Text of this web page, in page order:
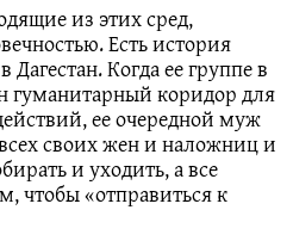
из этих сред,
Есть история
Когда ее группе в
гуманитарный коридор для
ее очередной муж
своих жен и наложниц и
и уходить, а все
чтобы «отправиться к